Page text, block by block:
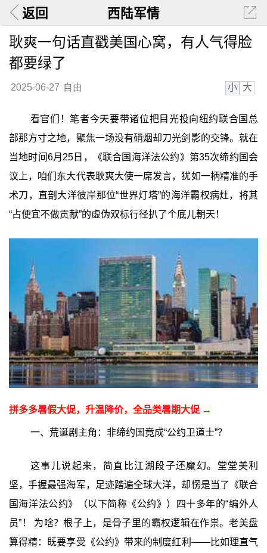
返回 西陆军情
耿爽一句话直戳美国心窝，有人气得脸
都要绿了
2025-06-27 自由 小 大
看官们！笔者今天要带诸位把目光投向纽约联合国总
部那方寸之地，聚焦一场没有硝烟却刀光剑影的交锋。就在
当地时间6月25日，《联合国海洋法公约》第35次缔约国会
议上，咱们东大代表耿爽大使一席发言，犹如一柄精准的手
术刀，直剖大洋彼岸那位“世界灯塔”的海洋霸权病灶，将其
“占便宜不做贡献”的虚伪双标行径扒了个底儿朝天！
拼多多暑假大促，升温降价，全品类暑期大促 →
一、荒诞剧主角：非缔约国竟成“公约卫道士”？
这事儿说起来，简直比江湖段子还魔幻。堂堂美利
坚，手握最强海军，足迹踏遍全球大洋，却愣是当了《联合
国海洋法公约》（以下简称《公约》）四十多年的“编外人
员”！ 为啥？根子上，是骨子里的霸权逻辑在作祟。老美盘
算得精：既要享受《公约》带来的制度红利——比如理直气